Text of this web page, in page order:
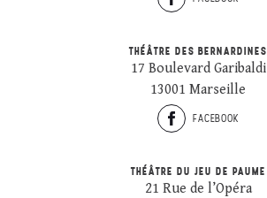
THÉÂTRE DES BERNARDINES
17 Boulevard Garibaldi
13001 Marseille
FACEBOOK
THÉÂTRE DU JEU DE PAUME
21 Rue de l’Opéra